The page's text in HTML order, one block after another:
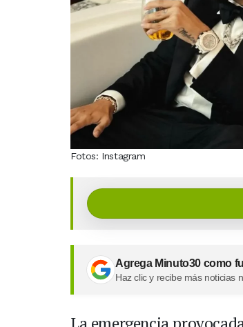
Fotos: Instagram
Agrega Minuto30 como
Haz clic y recibe más noticias